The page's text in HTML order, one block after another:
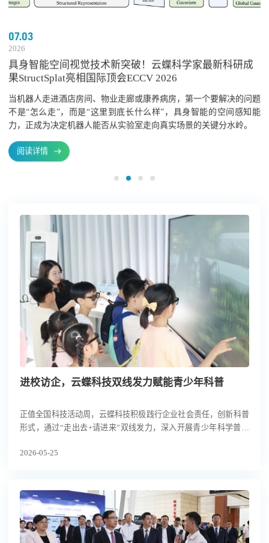
07.03
2026
具身智能空间视觉技术新突破！云蝶科学家最新科研成
果StructSplat亮相国际顶会ECCV 2026
当机器人走进酒店房间、物业走廊或康养病房，第一个要解决的问题
不是“怎么走”，而是“这里到底长什么样”，具身智能的空间感知能
力，正成为决定机器人能否从实验室走向真实场景的关键分水岭。
阅读详情
进校访企，云蝶科技双线发力赋能青少年科普
正值全国科技活动周，云蝶科技积极践行企业社会责任，创新科普
形式，通过“走出去+请进来”双线发力，深入开展青少年科学普及
的火热氛围；另一方面，作为“广州科普开放日”的重要站点，云蝶
2026-05-25